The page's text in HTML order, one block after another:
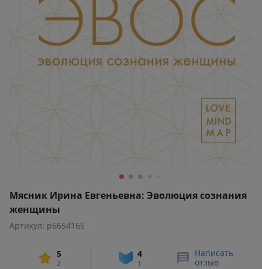
Мясник Ирина Евгеньевна: Эволюция сознания
женщины
Артикул: p6654166
5
2
4
1
Написать
отзыв